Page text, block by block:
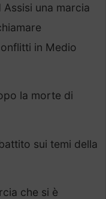
una marcia
in Medio
la morte di
sui temi della
che si è